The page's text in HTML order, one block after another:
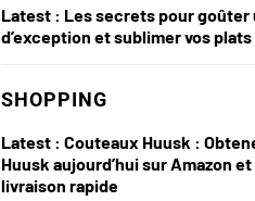
Latest : Les secrets pour goûter
d’exception et sublimer vos plats
SHOPPING
Latest : Couteaux Huusk :
Huusk aujourd’hui sur Amazon
livraison rapide